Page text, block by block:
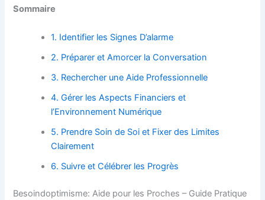
Sommaire
1. Identifier les Signes D’alarme
2. Préparer et Amorcer la Conversation
3. Rechercher une Aide Professionnelle
4. Gérer les Aspects Financiers et
l’Environnement Numérique
5. Prendre Soin de Soi et Fixer des Limites
Clairement
6. Suivre et Célébrer les Progrès
Besoindoptimisme: Aide pour les Proches – Guide Pratique